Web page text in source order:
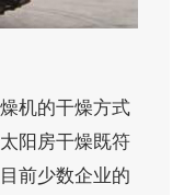
机的干燥方式
阳房干燥既符
前少数企业的